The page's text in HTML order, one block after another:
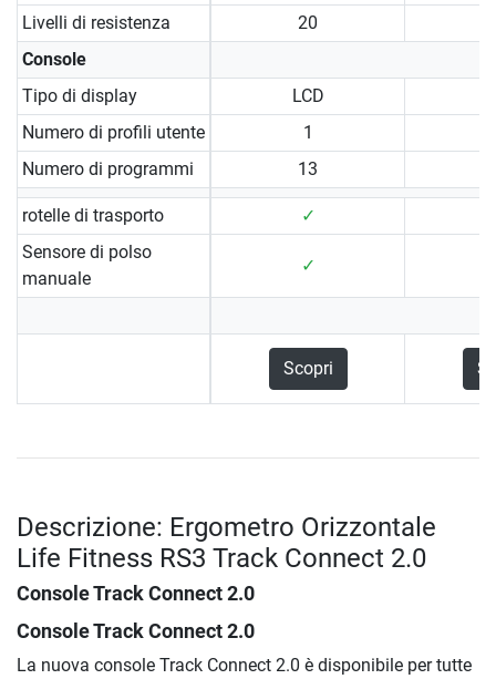
Livelli di resistenza
20
Console
Tipo di display
LCD
Numero di profili utente
1
Numero di programmi
13
rotelle di trasporto ✓
Sensore di polso
manuale
✓
Scopri
Descrizione: Ergometro Orizzontale
Life Fitness RS3 Track Connect 2.0
Console Track Connect 2.0
Console Track Connect 2.0
La nuova console Track Connect 2.0 è disponibile per tutte